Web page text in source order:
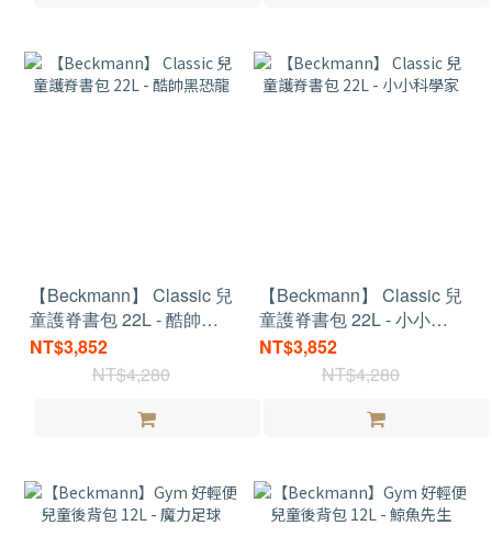
【Beckmann】 Classic 兒
童護脊書包 22L - 酷帥黑
恐龍
NT$3,852
NT$4,280
【Beckmann】 Classic 兒
童護脊書包 22L - 小小科
學家
NT$3,852
NT$4,280